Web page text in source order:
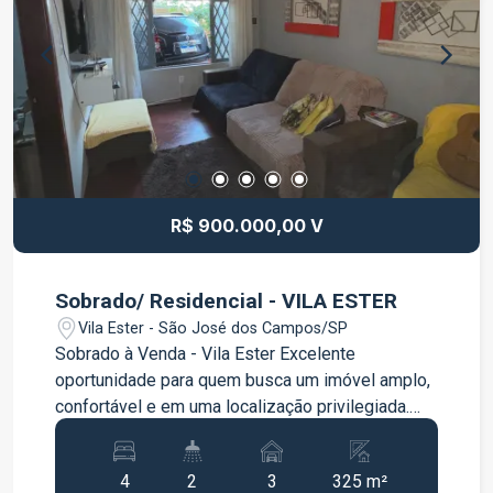
Churrasqueira; Academia; Salão de festas;
Brinquedoteca na cobertura. A localização é outro
grande diferencial: no Jardim Flórida, com fácil
acesso às regiões centrais de Jacareí, às
principais rodovias e próximo a supermercados,
escolas, farmácias, comércios e diversos
serviços, garantindo mais praticidade para sua
Venha conhecer de perto o seu novo lar!
R$ 900.000,00 V
Sobrado/ Residencial - VILA ESTER
Vila Ester - São José dos Campos/SP
Sobrado à Venda - Vila Ester Excelente
oportunidade para quem busca um imóvel amplo,
confortável e em uma localização privilegiada.
Este sobrado, localizado na Vila Ester, possui
325 m² de área construída, oferecendo espaços
bem distribuídos para toda a família. Destaques
4 2 3 325 m²